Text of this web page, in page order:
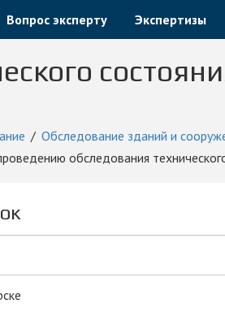
Вопрос эксперту Экспертизы
Обследование зданий и
обследования